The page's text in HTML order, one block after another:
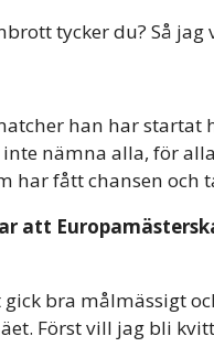
tycker du? Så jag
han har
nämna alla, för
har fått chansen och
att
bra målmässigt
Först vill jag bli